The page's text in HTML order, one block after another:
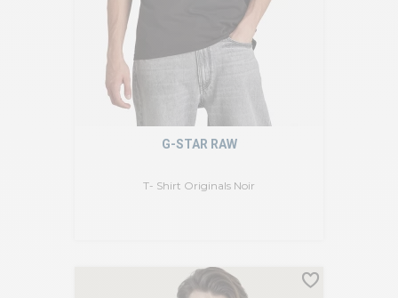
T- Shirt Originals Noir
G-STAR RAW